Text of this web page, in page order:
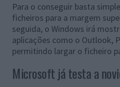
Para o conseguir basta
ficheiros para a margem
seguida, o Windows irá
aplicações como o Outlook,
permitindo largar o ficheiro
Microsoft já testa a